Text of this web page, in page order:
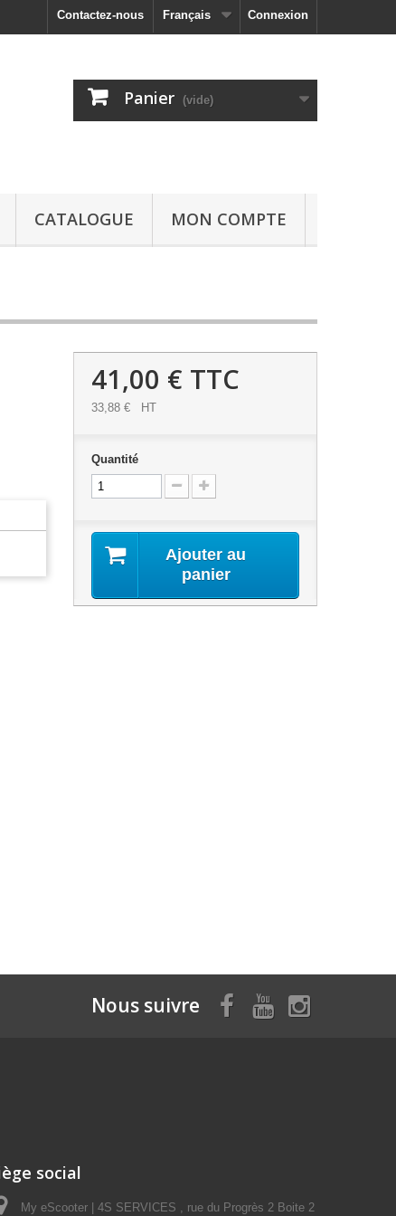
Connexion
Français
Contactez-nous
Panier (vide)
CATALOGUE MON COMPTE
41,00 € TTC
33,88 € HT
Quantité
Ajouter au
panier
Nous suivre
social
My eScooter | 4S SERVICES , rue du Progrès 2 Boite 2